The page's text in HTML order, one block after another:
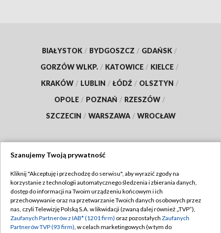
BIAŁYSTOK / BYDGOSZCZ / GDAŃSK /
GORZÓW WLKP. / KATOWICE / KIELCE /
KRAKÓW / LUBLIN / ŁÓDŹ / OLSZTYN /
OPOLE / POZNAŃ / RZESZÓW /
SZCZECIN / WARSZAWA / WROCŁAW
TVP
Abonament TVP
Emisja w TVP
Regulamin TVP
Polityka prywatności
Szanujemy Twoją prywatność
Kliknij "Akceptuję i przechodzę do serwisu", aby wyrazić zgody na
korzystanie z technologii automatycznego śledzenia i zbierania danych,
dostęp do informacji na Twoim urządzeniu końcowym i ich
przechowywanie oraz na przetwarzanie Twoich danych osobowych przez
nas, czyli Telewizję Polską S.A. w likwidacji (zwaną dalej również „TVP”),
Zaufanych Partnerów z IAB* (1201 firm) oraz pozostałych Zaufanych
Partnerów TVP (93 firm), w celach marketingowych (w tym do